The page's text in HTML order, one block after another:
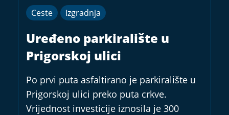
Ceste Izgradnja
Uređeno parkiralište u
Prigorskoj ulici
Po prvi puta asfaltirano je parkiralište u
Prigorskoj ulici preko puta crkve.
Vrijednost investicije iznosila je 300